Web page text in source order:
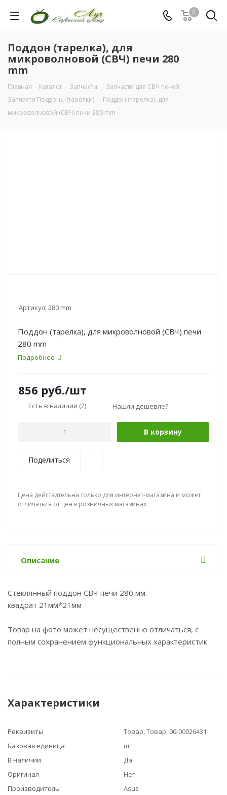
0
Поддон (тарелка), для
микроволновой (СВЧ) печи 280
mm
Главная - Каталог - Запчасти - Запчасти для СВЧ печей -
Запчасти Поддоны (тарелки) - Поддон (тарелка), для
микроволновой (СВЧ) печи 280 mm
Артикул: 280 mm
Поддон (тарелка), для микроволновой (СВЧ) печи
280 mm
Подробнее
856 руб./шт
Есть в наличии (2) Нашли дешевле?
В корзину
Поделиться
Цена действительна только для интернет-магазина и может
отличаться от цен в розничных магазинах
Описание
Стеклянный поддон СВЧ печи 280 мм.
квадрат 21мм*21мм
Товар на фото может несущественно отличаться, с
полным сохранением функциональных характеристик
Характеристики
Реквизиты
Товар, Товар, 00-00026431
Базовая единица
шт
В наличии
Да
Оригинал
Нет
Производитель
Asus